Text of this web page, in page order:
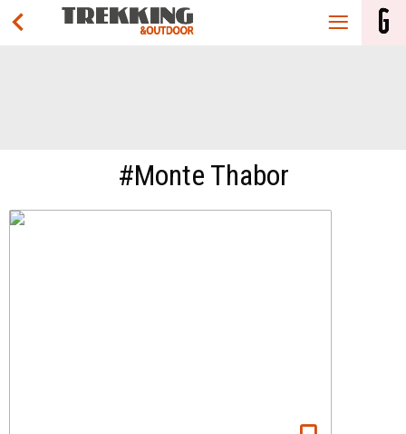
#Monte Thabor